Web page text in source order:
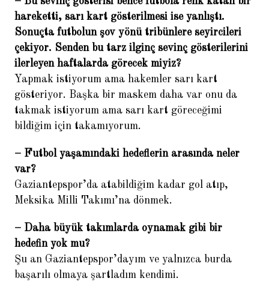
hareketti, sarı kart gösterilmesi ise yanlıştı.
Sonuçta futbolun şov yönü tribünlere seyircileri
çekiyor. Senden bu tarz ilginç sevinç gösterilerini
ilerleyen haftalarda görecek miyiz?
Yapmak istiyorum ama hakemler sarı kart
gösteriyor. Başka bir maskem daha var onu da
takmak istiyorum ama sarı kart göreceğimi
bildiğim için takamıyorum.
– Futbol yaşamındaki hedeflerin arasında neler
var?
Gaziantepspor’da atabildiğim kadar gol atıp,
Meksika Milli Takımı’na dönmek.
– Daha büyük takımlarda oynamak gibi bir
hedefin yok mu?
Şu an Gaziantepspor’dayım ve yalnızca burda
başarılı olmaya şartladım kendimi.